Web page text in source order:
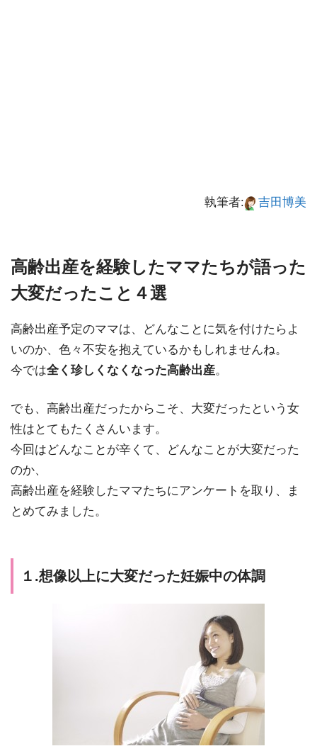
執筆者: 吉田博美
高齢出産を経験したママたちが語った
大変だったこと４選
高齢出産予定のママは、どんなことに気を付けたらよ
いのか、色々不安を抱えているかもしれませんね。
今では全く珍しくなくなった高齢出産。
でも、高齢出産だったからこそ、大変だったという女
性はとてもたくさんいます。
今回はどんなことが辛くて、どんなことが大変だった
のか、
高齢出産を経験したママたちにアンケートを取り、ま
とめてみました。
１.想像以上に大変だった妊娠中の体調